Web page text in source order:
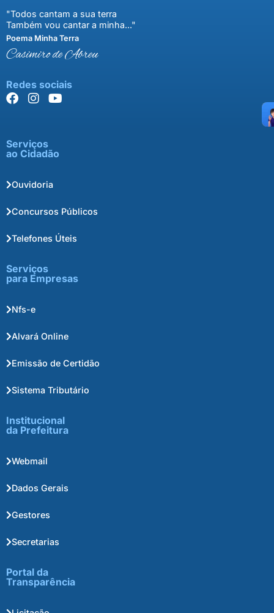
"Todos cantam a sua terra
Também vou cantar a minha..."
Poema Minha Terra
Casimiro de Abreu
Redes sociais
Serviços
ao Cidadão
Ouvidoria
Concursos Públicos
Telefones Úteis
Serviços
para Empresas
Nfs-e
Alvará Online
Emissão de Certidão
Sistema Tributário
Institucional
da Prefeitura
Webmail
Dados Gerais
Gestores
Secretarias
Portal da
Transparência